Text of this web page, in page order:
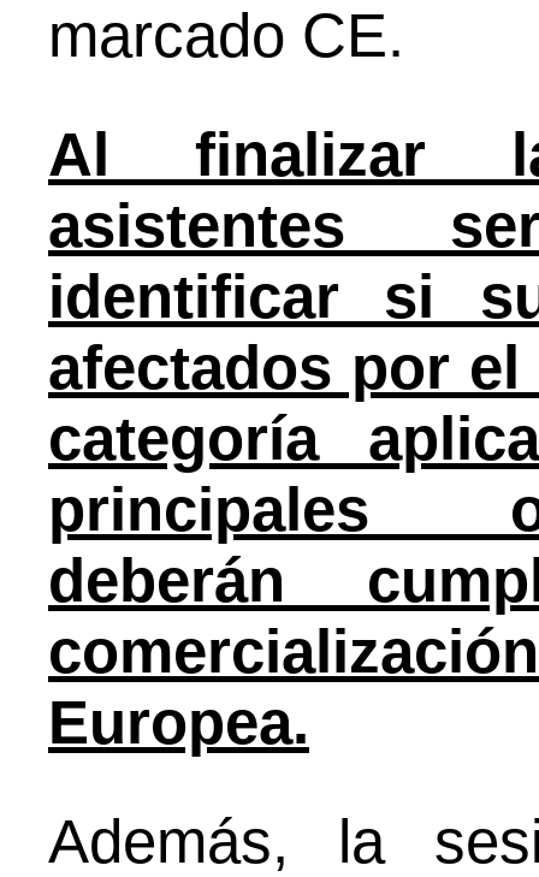
marcado CE.
Al finalizar
asistentes
identificar si
afectados por
categoría
principales
deberán
Europea.
Además, la